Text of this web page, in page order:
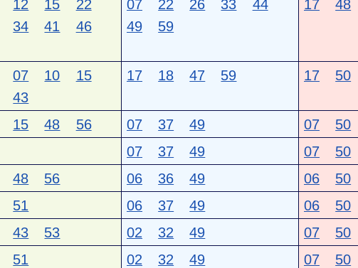
12 15
22
34 41
46
07 22 26 33
44
49
59
17 48
07 10
15
43
17 18 47 59 17 50
15 48 56 07 37 49 07 50
07 37 49 07 50
48 56 06 36 49 06 50
51 06 37 49 06 50
43 53 02 32 49 07 50
51 02 32 49 07 50